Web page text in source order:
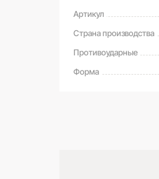
Артикул
Страна производства
Противоударные
Форма